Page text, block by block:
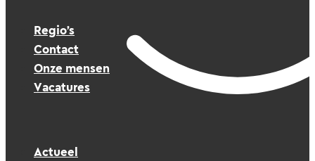
Regio’s
Contact
Onze mensen
Vacatures
Actueel